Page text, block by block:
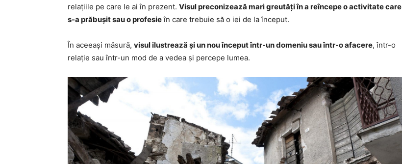
relațiile pe care le ai în prezent. Visul preconizează mari greutăți în a reîncepe o activitate care
s-a prăbușit sau o profesieîn care trebuie să o iei de la început.
În aceeași măsură, visul ilustrează și un nou început într-un domeniu sau într-o afacere, într-o
relație sau într-un mod de a vedea și percepe lumea.